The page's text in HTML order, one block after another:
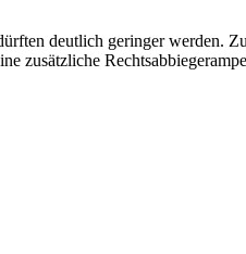
deutlich geringer
zusätzliche